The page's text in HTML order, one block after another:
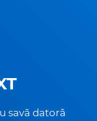
savā datorā